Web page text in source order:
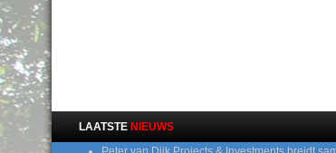
LAATSTE NIEUWS